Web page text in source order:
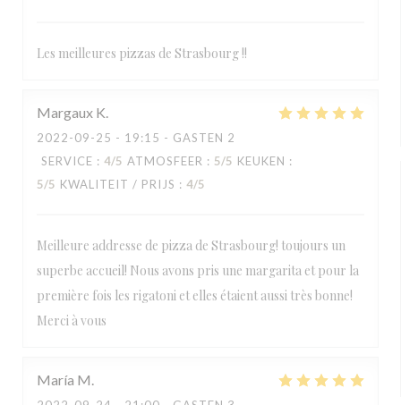
Les meilleures pizzas de Strasbourg !!
Margaux K
2022-09-25 - 19:15 - GASTEN 2
SERVICE : 4/5 ATMOSFEER : 5/5 KEUKEN :
5/5 KWALITEIT / PRIJS : 4/5
Meilleure addresse de pizza de Strasbourg! toujours un
superbe accueil! Nous avons pris une margarita et pour la
première fois les rigatoni et elles étaient aussi très bonne!
Merci à vous
María M